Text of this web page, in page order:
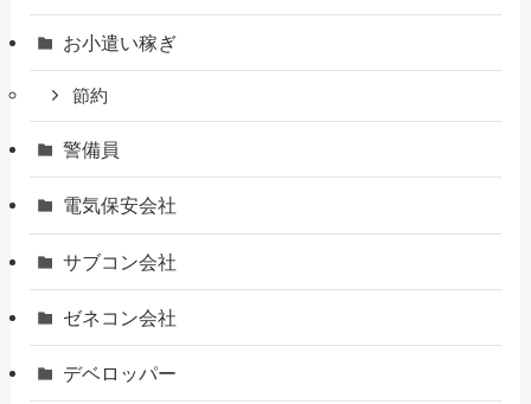
お小遣い稼ぎ
節約
警備員
電気保安会社
サブコン会社
ゼネコン会社
デベロッパー